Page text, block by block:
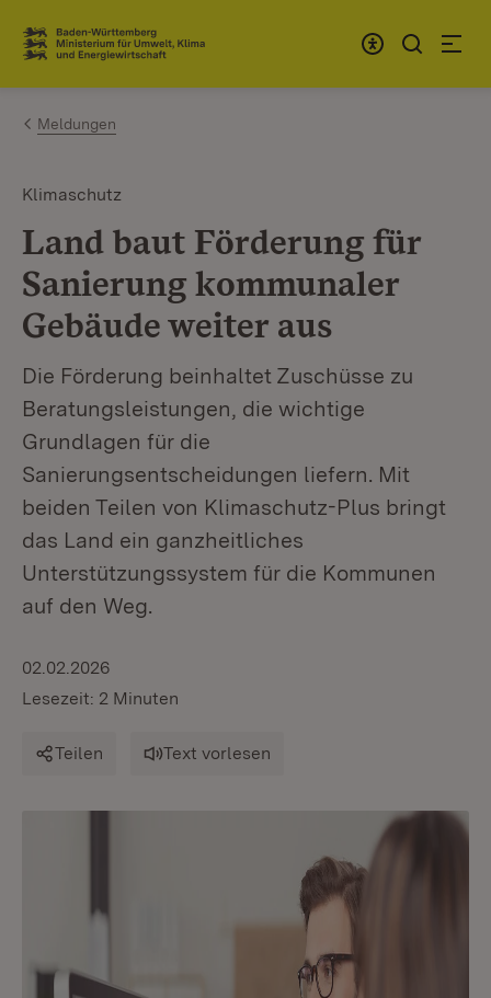
Zum Inhalt springen
Link zur Startseite
Meldungen
Klimaschutz
Land baut Förderung für
Sanierung kommunaler
Gebäude weiter aus
Die Förderung beinhaltet Zuschüsse zu
Beratungsleistungen, die wichtige
Grundlagen für die
Sanierungsentscheidungen liefern. Mit
beiden Teilen von Klimaschutz-Plus bringt
das Land ein ganzheitliches
Unterstützungssystem für die Kommunen
auf den Weg.
02.02.2026
Lesezeit: 2 Minuten
Teilen Text vorlesen